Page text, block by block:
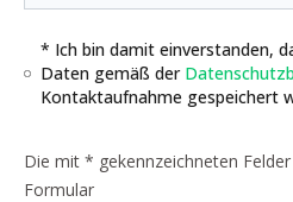
* Ich bin damit einverstanden,
Daten gemäß der
Kontaktaufnahme gespeichert
Die mit * gekennzeichneten
Formular